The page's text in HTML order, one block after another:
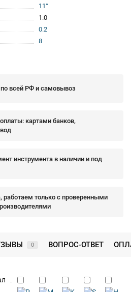
11°
1.0
0.2
8
всей РФ и самовывоз
картами банков,
инструмента в наличии и под
работаем только с проверенными
0 ВОПРОС-ОТВЕТ